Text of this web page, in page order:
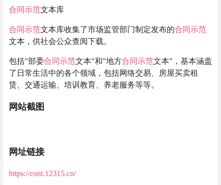
合同 示范文本库
合同 示范文本库收集了市场监管部门制定发布的合同 示范
文本，供社会公众查阅下载。
包括"部委合同 示范文本"和"地方合同 示范文本"，基本涵盖
了日常生活中的各个领域，包括网络交易、房屋买卖租
赁、交通运输、培训教育、养老服务等等。
网站截图
网址链接
https://cont.12315.cn/